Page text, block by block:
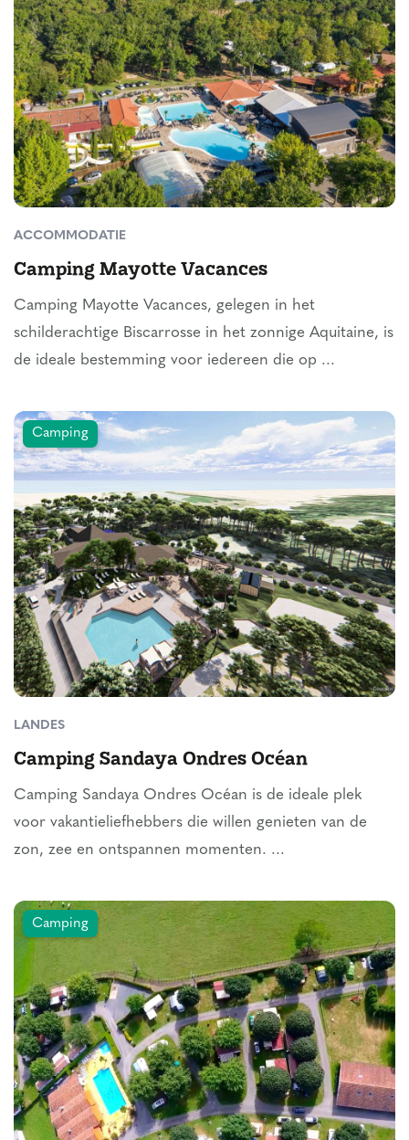
ACCOMMODATIE
Camping Mayotte Vacances
Camping Mayotte Vacances, gelegen in het
schilderachtige Biscarrosse in het zonnige Aquitaine, is
de ideale bestemming voor iedereen die op ...
Camping
LANDES
Camping Sandaya Ondres Océan
Camping Sandaya Ondres Océan is de ideale plek
voor vakantieliefhebbers die willen genieten van de
zon, zee en ontspannen momenten. ...
Camping